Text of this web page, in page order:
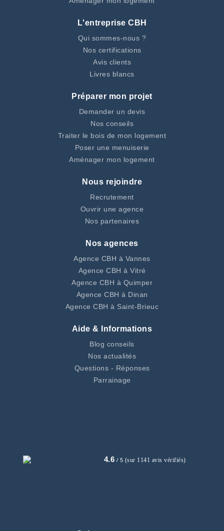
L'entreprise CBH
Qui sommes-nous ?
Nos certifications
Avis clients
Livres blancs
Préparer mon projet
Demander un devis
Nos conseils
Traiter le bois de mon logement
Poser une menuiserie
Aménager mon logement
Nous rejoindre
Recrutement
Ouvrir une agence
Nos partenaires
Nos agences
Agence CBH à Vannes
Agence CBH à Vitré
Agence CBH à Quimper
Agence CBH à Dinan
Agence CBH à Saint-Brieuc
Aide & Informations
Blog conseils
Nos actualités
Questions - Réponses
Parrainage
4.6 / 5 (sur 1141 avis vérifiés)